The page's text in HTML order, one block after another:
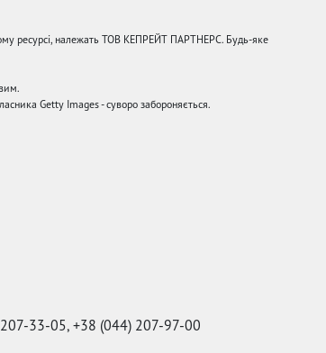
ресурсі, належать ТОВ КЕПРЕЙТ ПАРТНЕРС. Будь-яке
Getty Images - суворо забороняється.
33-05, +38 (044) 207-97-00